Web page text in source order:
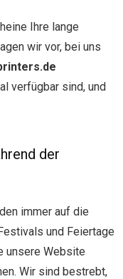
Ihre lange
wir vor, bei uns
verfügbar sind, und
der
immer auf die
und Feiertage
unsere Website
Wir sind bestrebt,